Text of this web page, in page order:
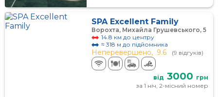
SPA Excellent Family
Ворохта, Михайла Грушевського, 5
14.8 км до центру
≈ 318 м до підйомника
Неперевершено, 9.6 (9 відгуків)
від 3000 грн
за 1 ніч, 2-місний номер